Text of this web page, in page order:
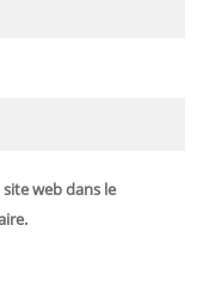
web dans le